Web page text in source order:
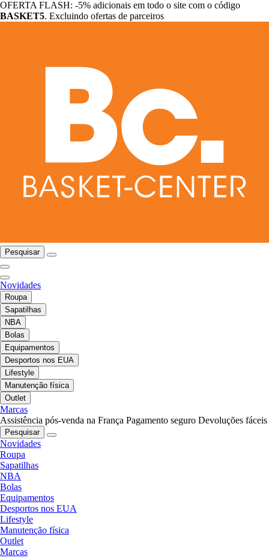
OFERTA FLASH: -5% adicionais em todo o site com o código
BASKET5. Excluindo ofertas de parceiros
Pesquisar
Novidades
Roupa
Sapatilhas
NBA
Bolas
Equipamentos
Desportos nos EUA
Lifestyle
Manutenção física
Outlet
Marcas
Assistência pós-venda na França Pagamento seguro Devoluções fáceis
Pesquisar
Novidades
Roupa
Sapatilhas
NBA
Bolas
Equipamentos
Desportos nos EUA
Lifestyle
Manutenção física
Outlet
Marcas